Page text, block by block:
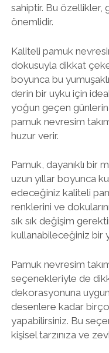
sahiptir. Bu özellikler,
önemlidir.
Kaliteli pamuk
dokusuyla dikkat
boyunca bu
derin bir uyku için
yoğun geçen günlerin
pamuk nevresim
huzur verir.
Pamuk, dayanıklı bir
uzun yıllar boyunca
edeceğiniz kaliteli
renklerini ve
sık sık değişim
kullanabileceğiniz bir
Pamuk nevresim
seçenekleriyle de
dekorasyonuna
desenlere kadar
yapabilirsiniz. Bu
kişisel tarzınıza ve